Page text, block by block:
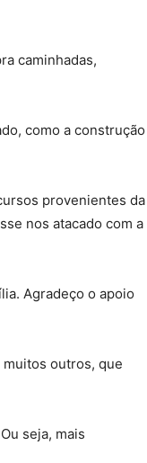
caminhadas,
como a construção
provenientes da
nos atacado com a
Agradeço o apoio
outros, que
seja, mais